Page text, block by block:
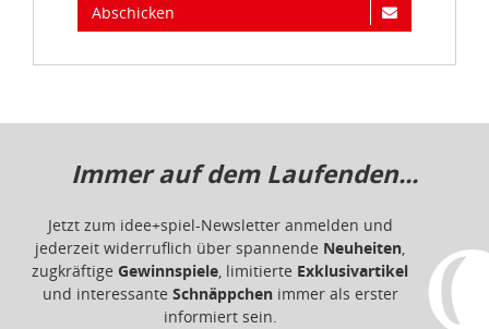
Abschicken
Immer auf dem Laufenden...
Jetzt zum idee+spiel-Newsletter anmelden und
jederzeit widerruflich über spannende Neuheiten,
zugkräftige Gewinnspiele, limitierte Exklusivartikel
und interessante Schnäppchenimmer als erster
informiert sein.